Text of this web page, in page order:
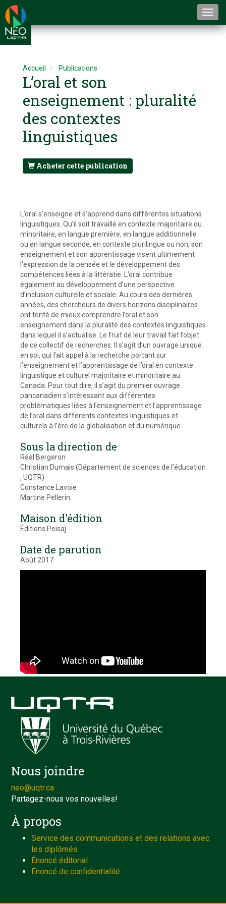
Accueil Publications
L’oral et son
enseignement : pluralité
des contextes
linguistiques
Acheter cette publication
L’oral s’enseigne et s’apprend dans différentes situations
linguistiques. Qu’il soit travaillé en contexte majoritaire ou
minoritaire, en langue première, en langue additionnelle
ou en langue seconde, en contexte plurilingue ou non, son
enseignement et son apprentissage visent ultimement
l’expression de la pensée et le développement des
compétences liées à la littératie. L’oral contribue
également au développement d’une perspective
d’inclusion culturelle et sociale. Au cours des dernières
années, des chercheurs de divers horizons disciplinaires
ont tenté de mieux comprendre l’oral et son
enseignement dans la pluralité des contextes linguistiques
dans lequel il s’actualise. Le fruit de leur travail fait l’objet
de ce collectif de recherches. Il s’agit d’un ouvrage unique
en soi, qui fait appel à la recherche portant sur
l’enseignement et l’apprentissage de l’oral en contexte
linguistique et culturel majoritaire et minoritaire au
Canada. Pour tout dire, il s’agit du premier ouvrage
pancanadien s’intéressant aux différentes
problématiques liées à l’enseignement et l’apprentissage
de l’oral dans différents contextes linguistiques et
culturels à l’ère de la globalisation et du numérique.
Sous la direction de
Réal Bergeron
Christian Dumais (Département de sciences de l'éducation
, UQTR)
Constance Lavoie
Martine Pellerin
Maison d'édition
Éditions Peisaj
Date de parution
Août 2017
Nous joindre
neo@uqtr.ca
Partagez-nous vos nouvelles!
À propos
Service des communications et des relations avec
les diplômés
Énoncé éditorial
Énoncé de confidentialité